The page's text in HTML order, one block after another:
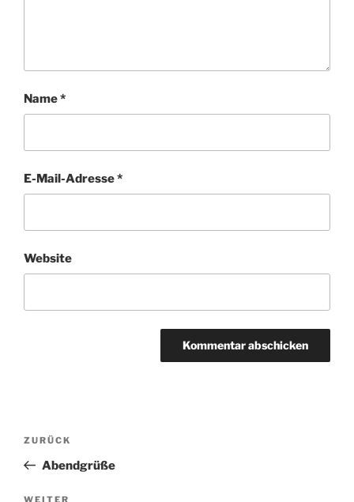
Name*
E-Mail-Adresse*
Website
Beitragsnavigation
Vorheriger
Beitrag
ZURÜCK
Abendgrüße